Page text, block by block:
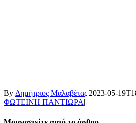
By Δημήτριος Μαλαβέτας|2023-05-
ΦΩΤΕΙΝΗ ΠΑΝΤΙΩΡΑ|